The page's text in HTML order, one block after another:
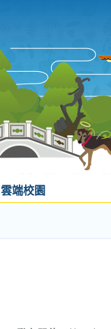
雲端校園